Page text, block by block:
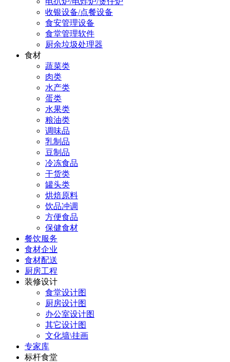
收银设备/点餐设备
食安管理设备
食堂管理软件
厨余垃圾处理器
食材
蔬菜类
肉类
水产类
蛋类
水果类
粮油类
调味品
乳制品
豆制品
冷冻食品
干货类
罐头类
烘焙原料
饮品冲调
方便食品
保健食材
餐饮服务
食材企业
食材配送
厨房工程
装修设计
食堂设计图
厨房设计图
办公室设计图
其它设计图
文化墙\挂画
专家库
标杆食堂